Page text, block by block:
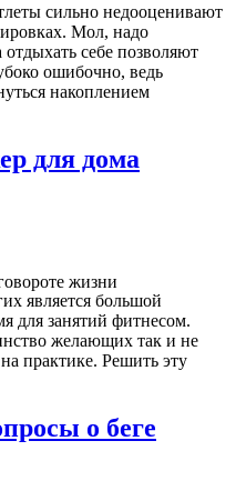
сильно недооценивают
Мол, надо
себе позволяют
ошибочно, ведь
накоплением
для дома
жизни
является большой
для занятий фитнесом.
желающих так и не
практике. Решить эту
о беге